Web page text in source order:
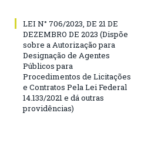
LEI N° 706/2023, DE 21 DE
DEZEMBRO DE 2023 (Dispõe
sobre a Autorização para
Designação de Agentes
Públicos para
Procedimentos de Licitações
e Contratos Pela Lei Federal
14.133/2021 e dá outras
providências)